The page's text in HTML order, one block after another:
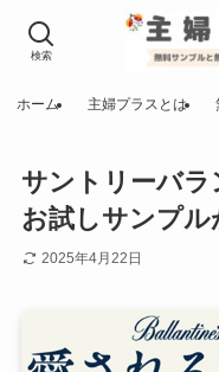
検索
ホーム 主婦プラスとは
サントリーバ
お試しサンプル
2025年4月22日